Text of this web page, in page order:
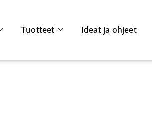
Tuotteet Ideat ja ohjeet